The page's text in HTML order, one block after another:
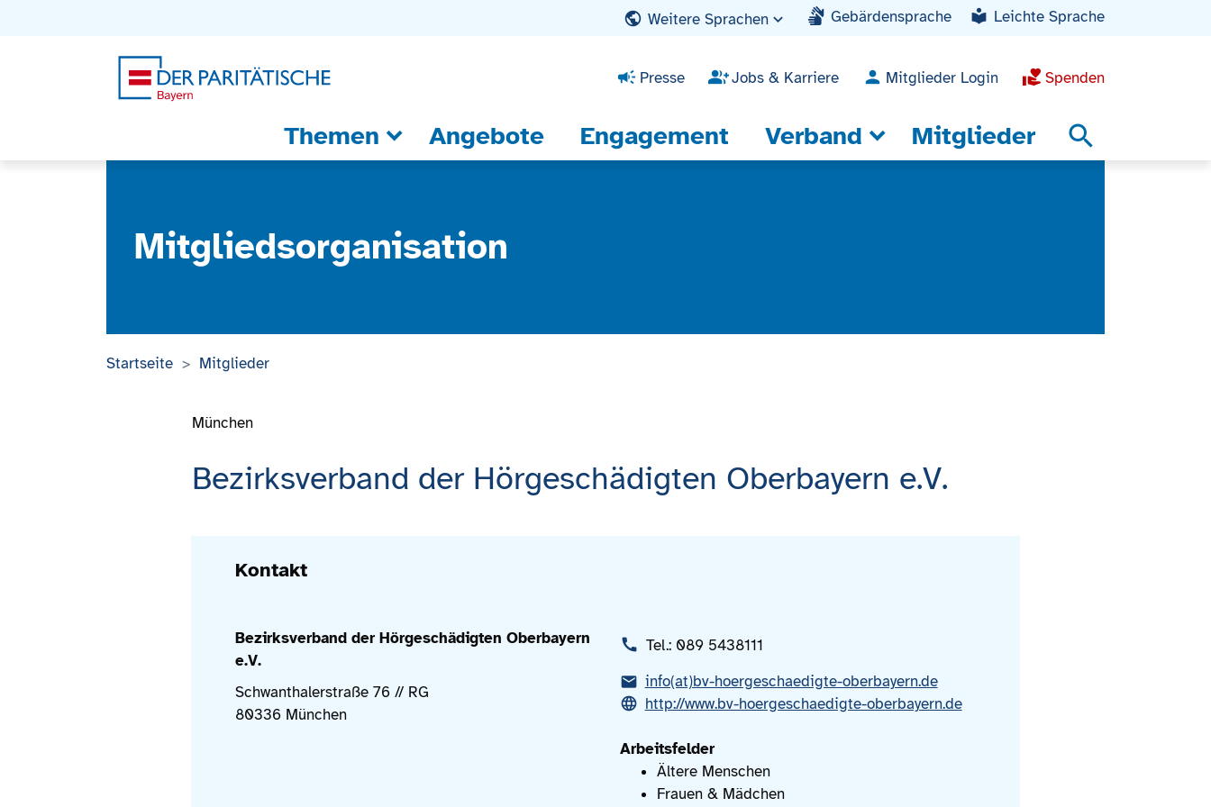
Weitere Sprachen Gebärdensprache Leichte Sprache
Presse Jobs & Karriere Mitglieder Login Spenden
Themen Angebote Engagement Verband Mitglieder search
Mitgliedsorganisation
Startseite Mitglieder
Bezirksverband der Hörgeschädigten Oberbayern e.V.
München
Kontakt
Bezirksverband der Hörgeschädigten Oberbayern
e.V.
Schwanthalerstraße 76 // RG
80336 München
Tel.: 089 5438111
info(at)bv-hoergeschaedigte-oberbayern.de
http://www.bv-hoergeschaedigte-oberbayern.de
Arbeitsfelder
Ältere Menschen
Frauen & Mädchen